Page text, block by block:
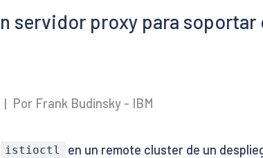
servidor proxy para
| Por Frank Budinsky - IBM
istioctl en un remote clusterde un